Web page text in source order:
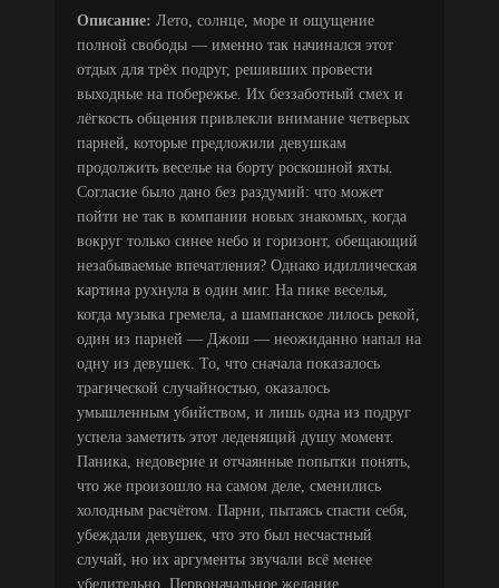
Описание: Лето, солнце, море и ощущение
полной свободы — именно так начинался этот
отдых для трёх подруг, решивших провести
выходные на побережье. Их беззаботный смех и
лёгкость общения привлекли внимание четверых
парней, которые предложили девушкам
продолжить веселье на борту роскошной яхты.
Согласие было дано без раздумий: что может
пойти не так в компании новых знакомых, когда
вокруг только синее небо и горизонт, обещающий
незабываемые впечатления? Однако идиллическая
картина рухнула в один миг. На пике веселья,
когда музыка гремела, а шампанское лилось рекой,
один из парней — Джош — неожиданно напал на
одну из девушек. То, что сначала показалось
трагической случайностью, оказалось
умышленным убийством, и лишь одна из подруг
успела заметить этот леденящий душу момент.
Паника, недоверие и отчаянные попытки понять,
что же произошло на самом деле, сменились
холодным расчётом. Парни, пытаясь спасти себя,
убеждали девушек, что это был несчастный
случай, но их аргументы звучали всё менее
убедительно. Первоначальное желание